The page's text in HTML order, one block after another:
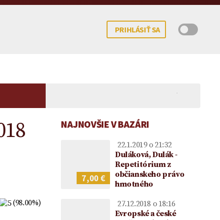
PRIHLÁSIŤ SA
možné?
Koncesionárske poplatky |
Úhrady za služby verejnosti
poskytované RTVS | Novela
vo vzťahu k
Darovanie peňazí |
Darovacia zmluva VZOR
(98.00%)
NAJNOVŠIE V BAZÁRI
7,00 €
22.1.2019 o 21:32
Duláková, Dulák -
Repetitórium z
občianskeho právo
hmotného
27.12.2018 o 18:16
Evropské a české